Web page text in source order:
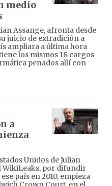
medio
Assange, afronta desde
juicio de extradición a
ampliara a última hora
los mismos 18 cargos
penados allí con
a
Unidos de Julian
WikiLeaks, por difundir
país en 2010, empieza